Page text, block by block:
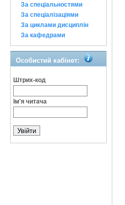
За спеціальностями
За спеціалізаціями
За циклами дисциплін
За кафедрами
Особистий кабінет:
Штрих-код
Ім'я читача